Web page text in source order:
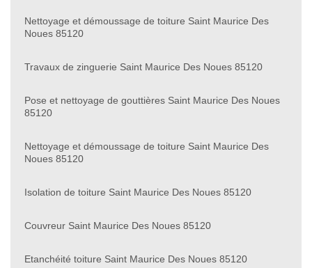
Nettoyage et démoussage de toiture Saint Maurice Des
Noues 85120
Travaux de zinguerie Saint Maurice Des Noues 85120
Pose et nettoyage de gouttières Saint Maurice Des Noues
85120
Nettoyage et démoussage de toiture Saint Maurice Des
Noues 85120
Isolation de toiture Saint Maurice Des Noues 85120
Couvreur Saint Maurice Des Noues 85120
Etanchéité toiture Saint Maurice Des Noues 85120